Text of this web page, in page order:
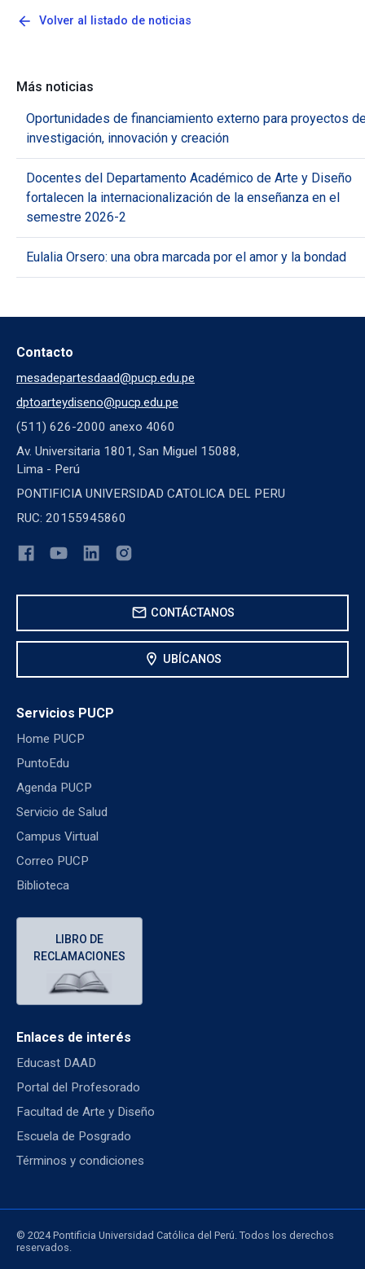
arrow_back Volver al listado de noticias
Más noticias
Oportunidades de financiamiento externo para proyectos
investigación, innovación y creación
Docentes del Departamento Académico de Arte y Diseño
fortalecen la internacionalización de la enseñanza en el
semestre 2026-2
Eulalia Orsero: una obra marcada por el amor y la bondad
Contacto
mesadepartesdaad@pucp.edu.pe
dptoarteydiseno@pucp.edu.pe
(511) 626-2000 anexo 4060
Av. Universitaria 1801, San Miguel 15088,
Lima - Perú
PONTIFICIA UNIVERSIDAD CATOLICA DEL PERU
RUC: 20155945860
mail CONTÁCTANOS
location_on UBÍCANOS
Servicios PUCP
Home PUCP
PuntoEdu
Agenda PUCP
Servicio de Salud
Campus Virtual
Correo PUCP
Biblioteca
LIBRO DE
RECLAMACIONES
Enlaces de interés
Educast DAAD
Portal del Profesorado
Facultad de Arte y Diseño
Escuela de Posgrado
Términos y condiciones
© 2024 Pontificia Universidad Católica del Perú. Todos los derechos
reservados.